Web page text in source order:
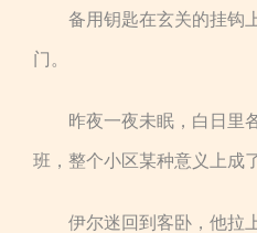
备用钥匙在玄关的挂钩
门。
昨夜一夜未眠，白日里
班，整个小区某种意义上成
伊尔迷回到客卧，他拉